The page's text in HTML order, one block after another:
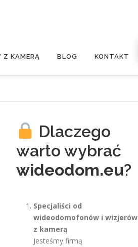
Z KAMERĄ BLOG KONTAKT
Dlaczego
warto wybrać
wideodom.eu?
Specjaliści od
wideodomofonów i wizjerów
z kamerą
Jesteśmy firmą